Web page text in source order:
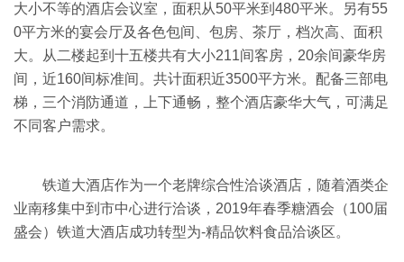
大小不等的酒店会议室，面积从50平米到480平米。另有55
0平方米的宴会厅及各色包间、包房、茶厅，档次高、面积
大。从二楼起到十五楼共有大小211间客房，20余间豪华房
间，近160间标准间。共计面积近3500平方米。配备三部电
梯，三个消防通道，上下通畅，整个酒店豪华大气，可满足
不同客户需求。
铁道大酒店作为一个老牌综合性洽谈酒店，随着酒类企
业南移集中到市中心进行洽谈，2019年春季糖酒会（100届
盛会）铁道大酒店成功转型为-精品饮料食品洽谈区。